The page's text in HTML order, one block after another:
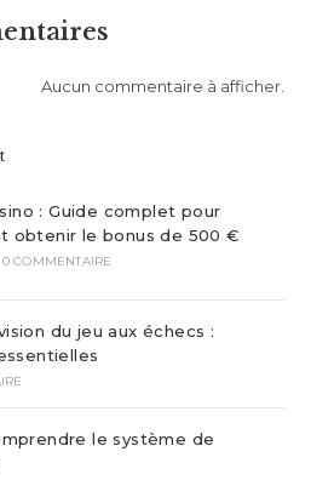
Aucun commentaire à afficher.
: Guide complet pour
obtenir le bonus de 500 €
0 COMMENTAIRE
du jeu aux échecs :
le système de